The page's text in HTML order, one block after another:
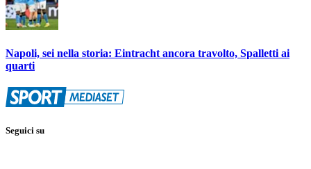
Napoli, sei nella storia: Eintracht ancora travolto, Spalletti ai
quarti
Seguici su